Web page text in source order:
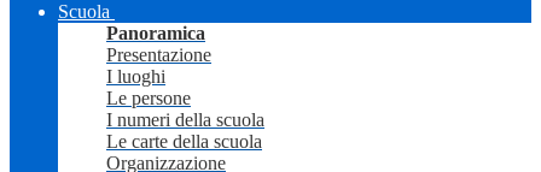
Scuola
Panoramica
Presentazione
I luoghi
Le persone
I numeri della scuola
Le carte della scuola
Organizzazione